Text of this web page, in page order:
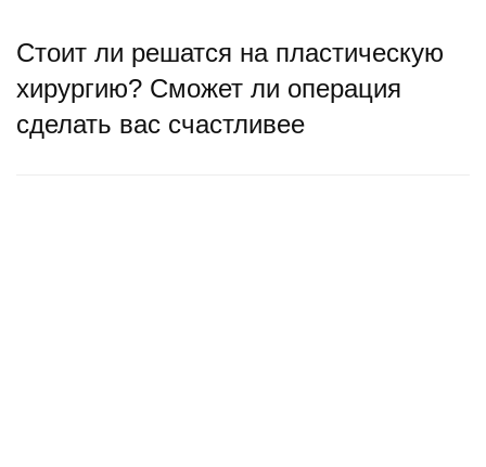
Стоит ли решатся на пластическую
хирургию? Сможет ли операция
сделать вас счастливее